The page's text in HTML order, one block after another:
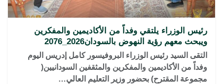
رئيس الوزراء يلتقي وفداً من الأكاديمين والمفكرين
ويبحث معهم رؤية النهوض بالسودان2026_2076
التقى السيد رئيس الوزراء البروفيسور كامل إدريس اليوم
وفداً من الأكاديمين والمفكرين والمثقفين السودانيين(
مجموعة المقترح) بحضور وزير التعليم العالي…